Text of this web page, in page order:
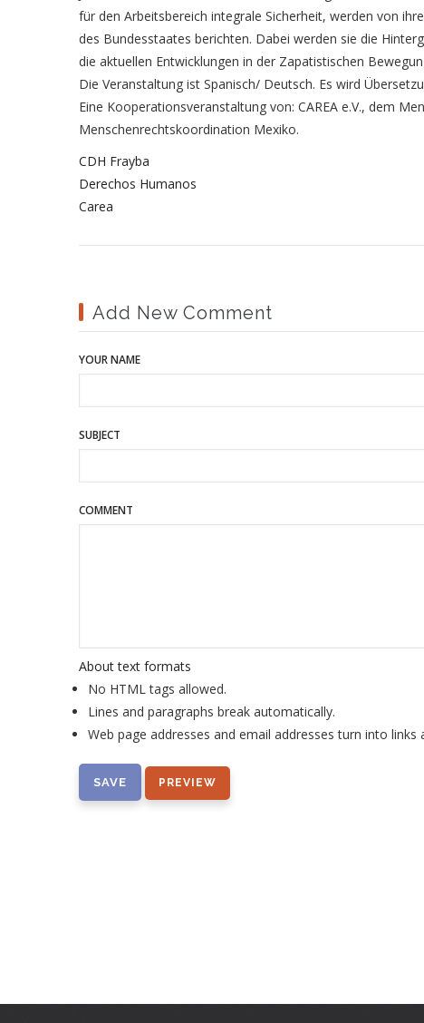
für den Arbeitsbereich integrale Sicherheit, werden von
des Bundesstaates berichten. Dabei werden sie die
die aktuellen Entwicklungen in der Zapatistischen
Die Veranstaltung ist Spanisch/ Deutsch. Es wird
Eine Kooperationsveranstaltung von: CAREA e.V., dem
Menschenrechtskoordination Mexiko.
CDH Frayba
Derechos Humanos
Carea
Add New Comment
YOUR NAME
SUBJECT
COMMENT
About text formats
No HTML tags allowed.
Lines and paragraphs break automatically.
Web page addresses and email addresses turn into links